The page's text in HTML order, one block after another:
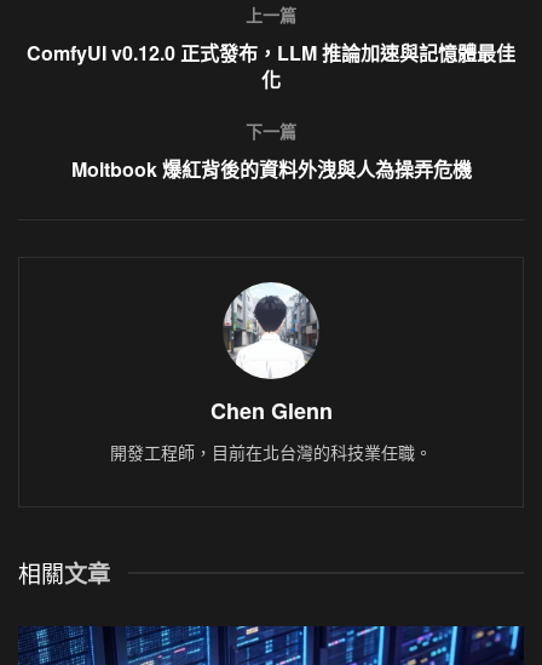
上一篇
ComfyUI v0.12.0 正式發布，LLM 推論加速與記憶體最佳
化
下一篇
Moltbook 爆紅背後的資料外洩與人為操弄危機
Chen Glenn
開發工程師，目前在北台灣的科技業任職。
相關文章